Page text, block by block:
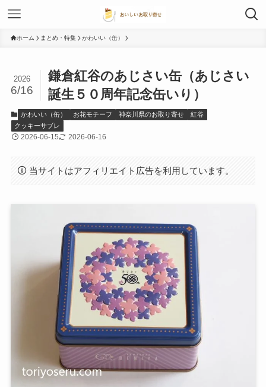
ホーム まとめ・特集 かわいい（缶）
鎌倉紅谷のあじさい缶（あじさい
誕生５０周年記念缶いり）
2026
6/16
かわいい（缶） お花モチーフ 神奈川県のお取り寄せ
紅谷
クッキーサブレ
2026-06-15 2026-06-16
当サイトはアフィリエイト広告を利用しています。